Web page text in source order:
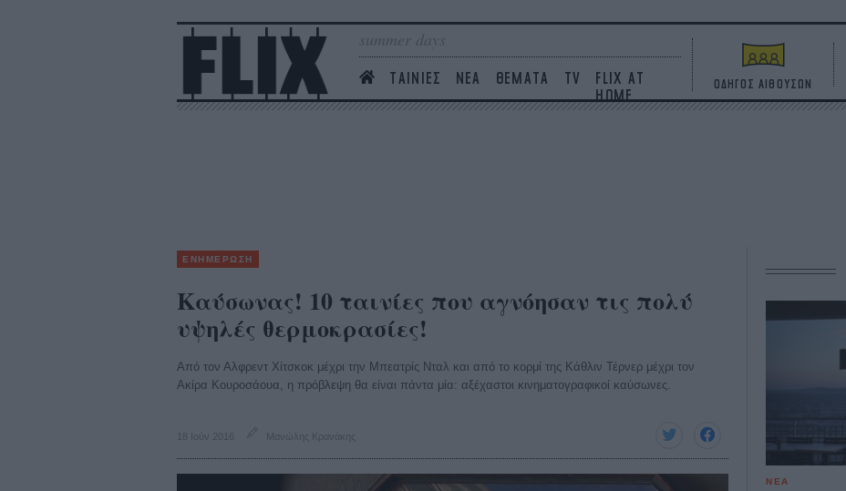
summer days
ΤΑΙΝΙΕΣ ΝΕΑ ΘΕΜΑΤΑ TV
FLIX AT
HOME
ΟΔΗΓΟΣ ΑΙΘΟΥΣΩΝ
ΕΝΗΜΕΡΩΣΗ
Καύσωνας! 10 ταινίες που αγνόησαν τις πολύ
υψηλές θερμοκρασίες!
Από τον Αλφρεντ Χίτσκοκ μέχρι την Μπεατρίς Νταλ και από το κορμί της Κάθλιν Τέρνερ μέχρι τον
Ακίρα Κουροσάουα, η πρόβλεψη θα είναι πάντα μία: αξέχαστοι κινηματογραφικοί καύσωνες.
18 Ιούν 2016 Μανώλης Κρανάκης
ΝΕΑ